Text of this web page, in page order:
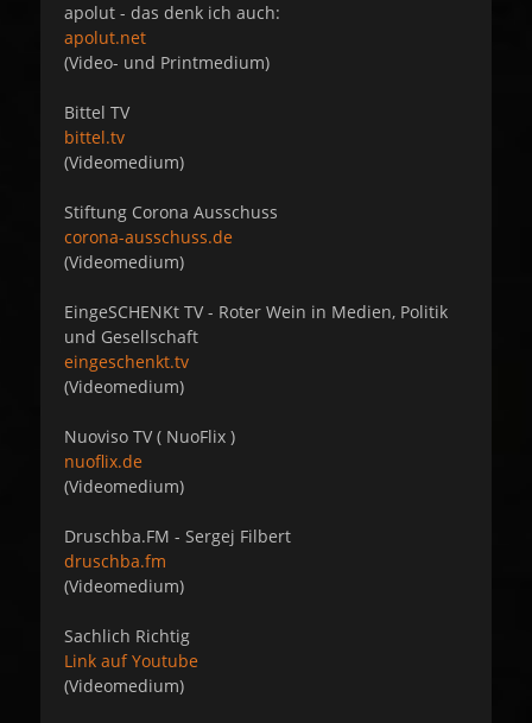
apolut - das denk ich auch:
apolut.net
(Video- und Printmedium)
Bittel TV
bittel.tv
(Videomedium)
Stiftung Corona Ausschuss
corona-ausschuss.de
(Videomedium)
EingeSCHENKt TV - Roter Wein in Medien, Politik
und Gesellschaft
eingeschenkt.tv
(Videomedium)
Nuoviso TV ( NuoFlix )
nuoflix.de
(Videomedium)
Druschba.FM - Sergej Filbert
druschba.fm
(Videomedium)
Sachlich Richtig
Link auf Youtube
(Videomedium)